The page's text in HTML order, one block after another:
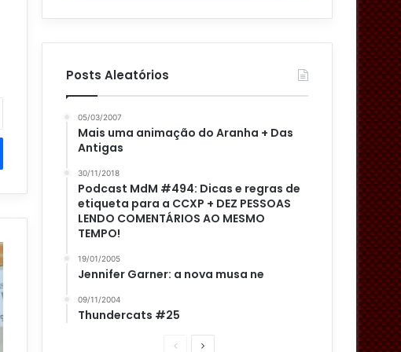
Posts Aleatórios
05/03/2007
Mais uma animação do Aranha + Das
Antigas
30/11/2018
Podcast MdM #494: Dicas e regras de
etiqueta para a CCXP + DEZ PESSOAS
LENDO COMENTÁRIOS AO MESMO
TEMPO!
19/01/2005
Jennifer Garner: a nova musa ne
09/11/2004
Thundercats #25
PáginaPróxima